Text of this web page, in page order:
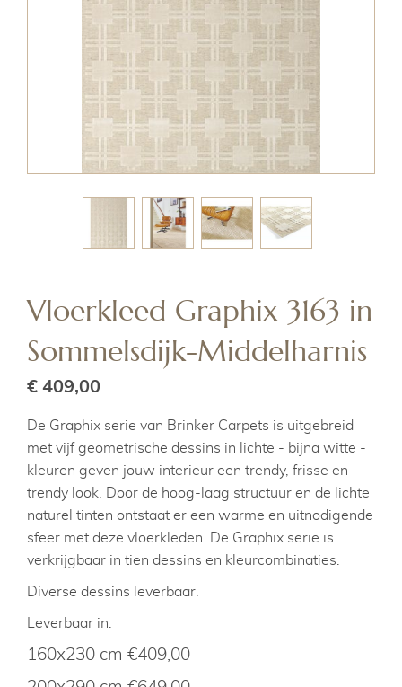
beginning
the
gallery
Vloerkleed Graphix 3163 in
Sommelsdijk-Middelharnis
€ 409,00
De Graphix serie van Brinker Carpets is uitgebreid
met vijf geometrische dessins in lichte - bijna witte -
kleuren geven jouw interieur een trendy, frisse en
trendy look. Door de hoog-laag structuur en de lichte
naturel tinten ontstaat er een warme en uitnodigende
sfeer met deze vloerkleden. De Graphix serie is
verkrijgbaar in tien dessins en kleurcombinaties.
Diverse dessins leverbaar.
Leverbaar in:
160x230 cm €409,00